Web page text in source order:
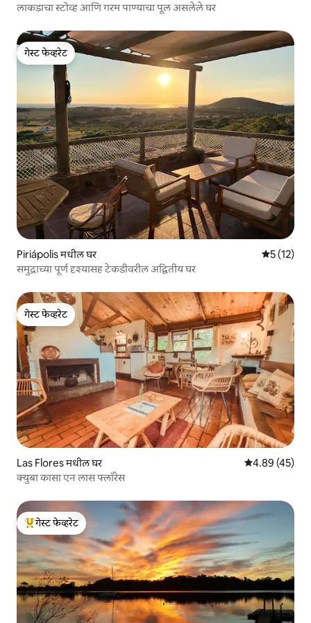
लाकडाचा स्टोव्ह आणि गरम पाण्याचा पूल असलेले घर
गेस्ट फेव्हरेट
गेस्ट फेव्हरेट
Piriápolis मधील घर 5 पैकी 5
5 (12)
समुद्राच्या पूर्ण दृश्यासह टेकडीवरील अद्वितीय घर
गेस्ट फेव्हरेट
गेस्ट फेव्हरेट
Las Flores मधील घर 5 पैकी 4.89
4.89 (45)
क्युबा कासा एन लास फ्लॉरेस
टॉप गेस्ट फेव्हरेट
गेस्ट फेव्हरेट